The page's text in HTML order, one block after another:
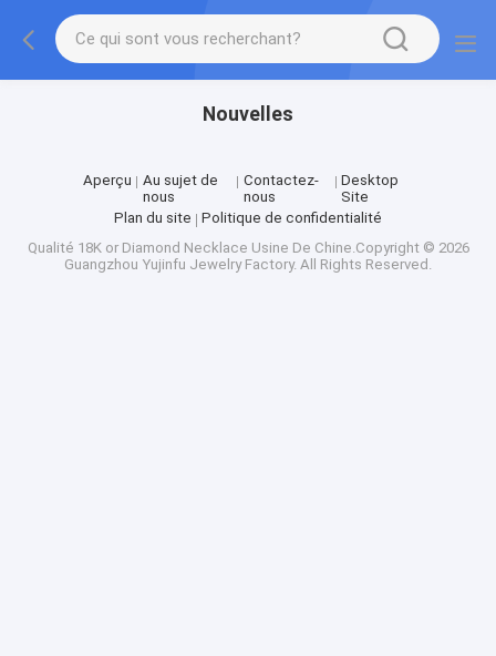
Nouvelles
Aperçu
Au sujet de
nous
Contactez-
nous
Desktop
Site
Plan du site
Politique de confidentialité
Qualité 18K or Diamond Necklace Usine De Chine.Copyright © 2026
Guangzhou Yujinfu Jewelry Factory. All Rights Reserved.